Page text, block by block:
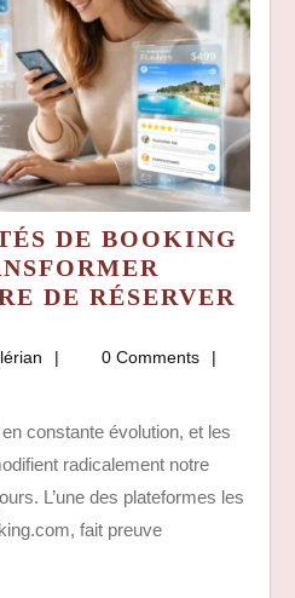
DE BOOKING
DE RÉSERVER
Valérian0 Comments
radicalement notre
L’une des plateformes les
fait preuve